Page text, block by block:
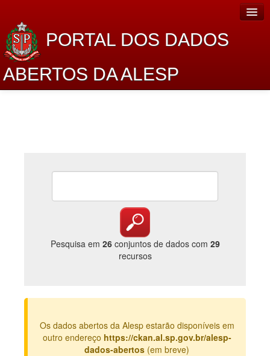
PORTAL DOS DADOS
ABERTOS DA ALESP
Lei de Acesso à Informação
Catálogo de dados
Legislação
Pesquisa em 26conjuntos de dados com 29
recursos
Os dados abertos da Alesp estarão disponíveis em
outro endereço https://ckan.al.sp.gov.br/alesp-
dados-abertos (em breve)